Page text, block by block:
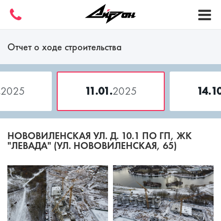
Отчет о ходе строительства
2025 11.01.2025
НОВОВИЛЕНСКАЯ УЛ. Д. 10.1 ПО ГП, ЖК
"ЛЕВАДА" (УЛ. НОВОВИЛЕНСКАЯ, 65)